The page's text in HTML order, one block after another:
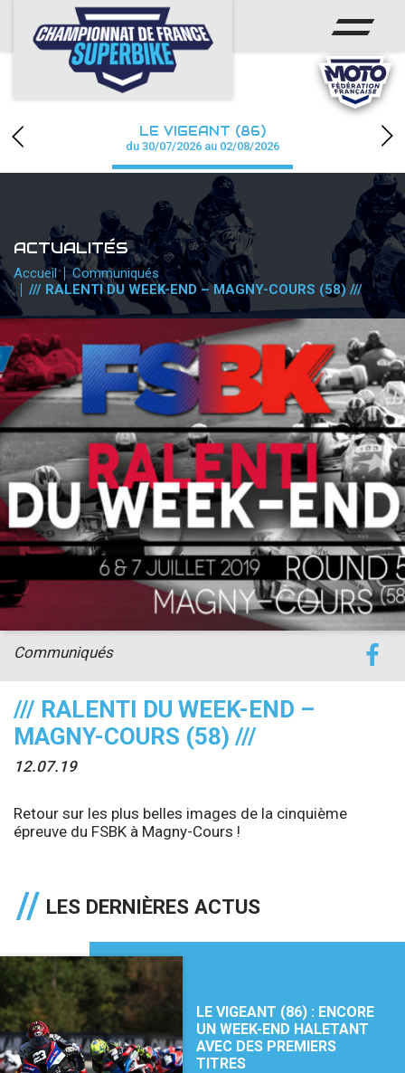
ACCUEIL
CHAMPIONNAT
CALENDRIER
PHOTOS / WEB TV
PARTENAIRES
PRESSE
PRESSE
accéder à la billetterie
LE VIGEANT (86)
du 30/07/2026 au 02/08/2026
ACTUALITÉS
Accueil
Communiqués
/// RALENTI DU WEEK-END – MAGNY-COURS (58) ///
/// RALENTI DU WEEK-END –
MAGNY-COURS (58) ///
12.07.19
Communiqués
Retour sur les plus belles images de la cinquième
épreuve du FSBK à Magny-Cours !
LES DERNIÈRES ACTUS
LE VIGEANT (86) : ENCORE
UN WEEK-END HALETANT
AVEC DES PREMIERS
TITRES